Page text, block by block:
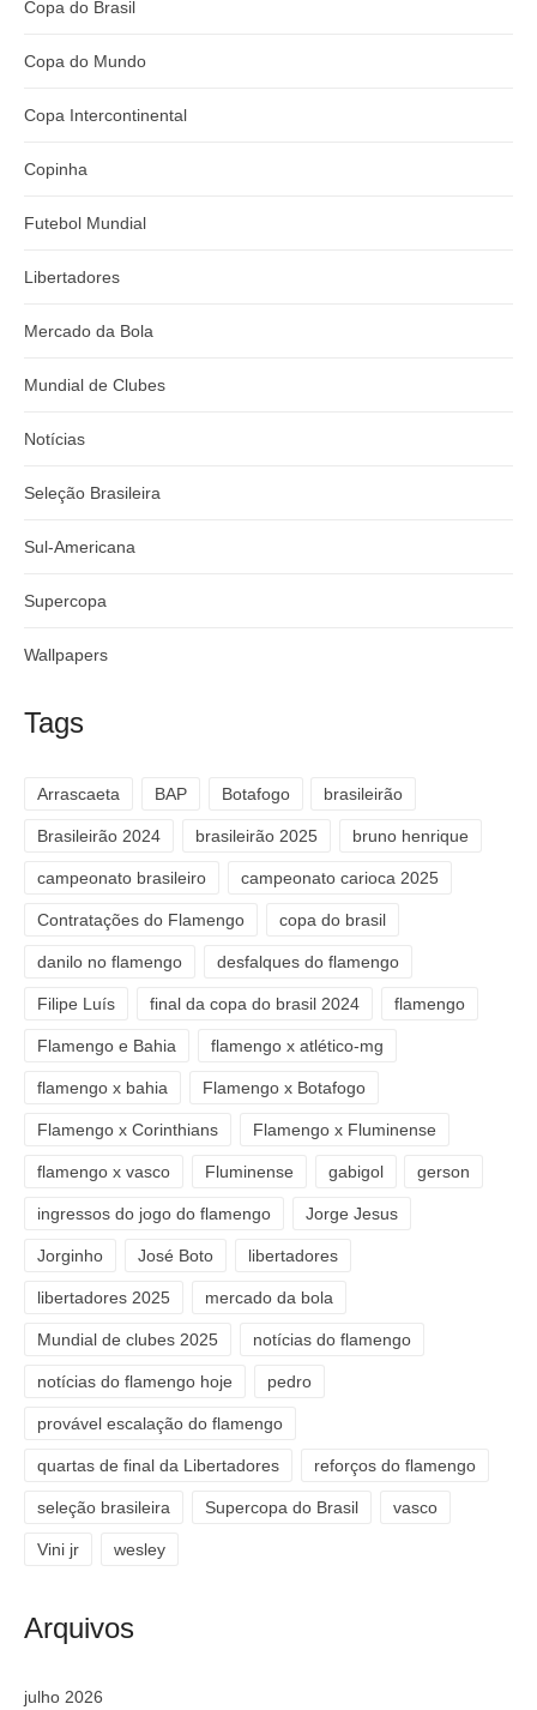
Copa do Brasil
Copa do Mundo
Copa Intercontinental
Copinha
Futebol Mundial
Libertadores
Mercado da Bola
Mundial de Clubes
Notícias
Seleção Brasileira
Sul-Americana
Supercopa
Wallpapers
Tags
Arrascaeta BAP Botafogo brasileirão
Brasileirão 2024 brasileirão 2025 bruno henrique
campeonato brasileiro campeonato carioca 2025
Contratações do Flamengo copa do brasil
danilo no flamengo desfalques do flamengo
Filipe Luís final da copa do brasil 2024 flamengo
Flamengo e Bahia flamengo x atlético-mg
flamengo x bahia Flamengo x Botafogo
Flamengo x Corinthians Flamengo x Fluminense
flamengo x vasco Fluminense gabigol gerson
ingressos do jogo do flamengo Jorge Jesus
Jorginho José Boto libertadores
libertadores 2025 mercado da bola
Mundial de clubes 2025 notícias do flamengo
notícias do flamengo hoje pedro
provável escalação do flamengo
quartas de final da Libertadores reforços do flamengo
seleção brasileira Supercopa do Brasil vasco
Vini jr wesley
Arquivos
julho 2026